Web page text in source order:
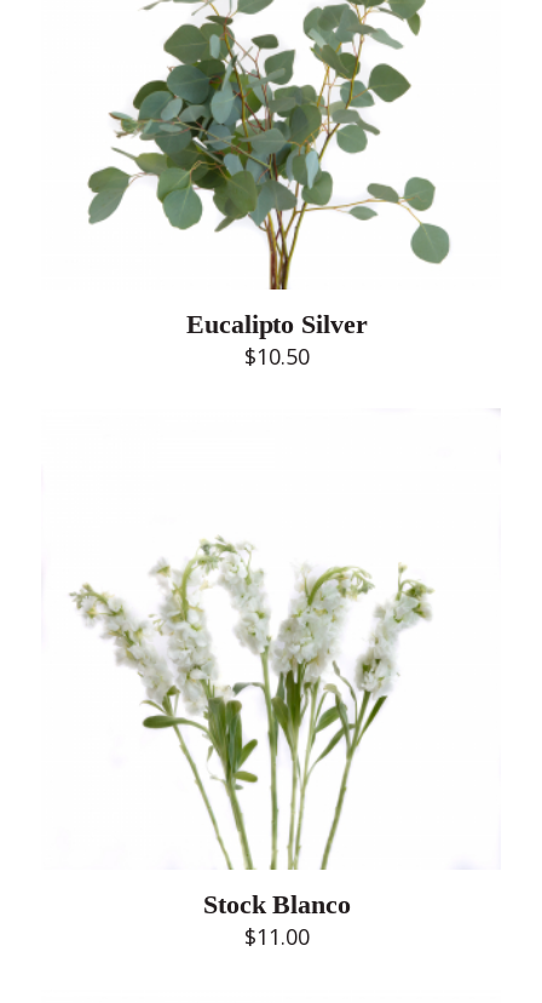
Eucalipto Silver
$10.50
Stock Blanco
$11.00